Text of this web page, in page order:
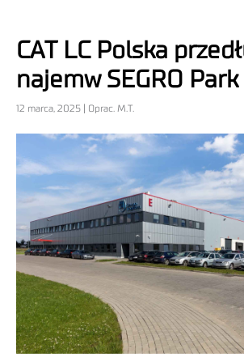
CAT LC Polska
najemw SEGRO
12 marca, 2025 | Oprac. M.T.